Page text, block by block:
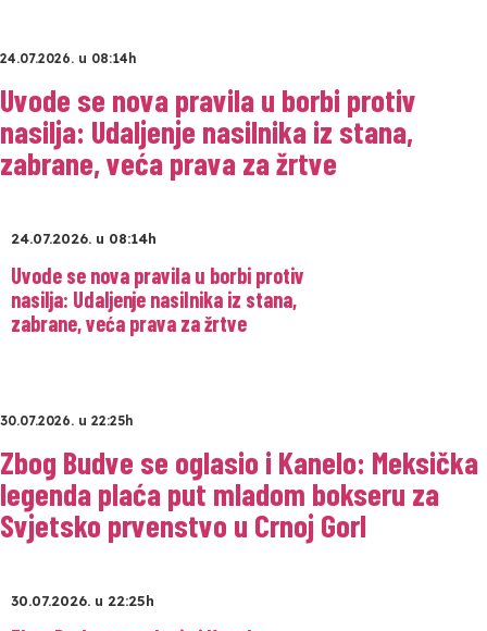
24.07.2026. u 08:14h
Uvode se nova pravila u borbi protiv
nasilja: Udaljenje nasilnika iz stana,
zabrane, veća prava za žrtve
24.07.2026. u 08:14h
Uvode se nova pravila u borbi protiv
nasilja: Udaljenje nasilnika iz stana,
zabrane, veća prava za žrtve
30.07.2026. u 22:25h
Zbog Budve se oglasio i Kanelo: Meksička
legenda plaća put mladom bokseru za
Svjetsko prvenstvo u Crnoj GorI
30.07.2026. u 22:25h